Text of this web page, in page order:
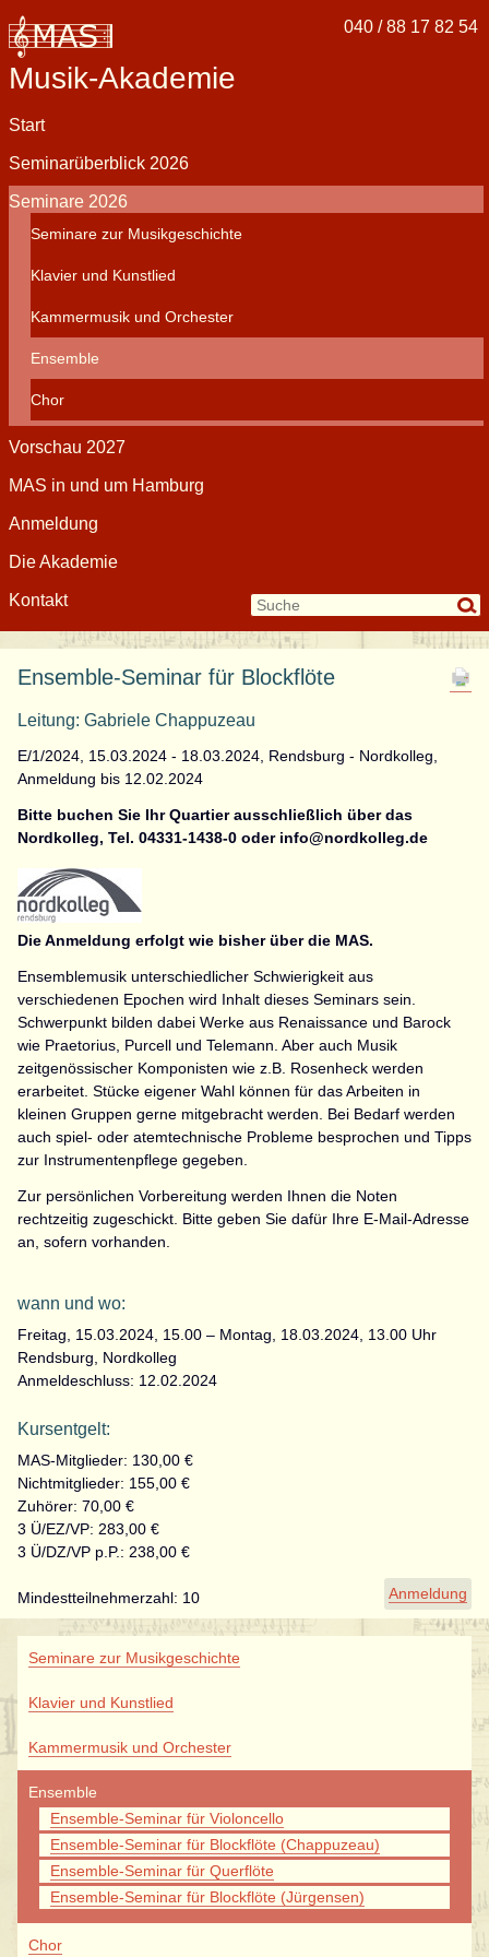
Musik-Akademie
040 / 88 17 82 54
überspringen
Start
Seminarüberblick 2026
Seminare 2026
Seminare zur Musikgeschichte
Klavier und Kunstlied
Kammermusik und Orchester
Ensemble
Chor
Vorschau 2027
MAS in und um Hamburg
Anmeldung
Die Akademie
Kontakt
Anmeldung
Ensemble-Seminar für Blockflöte
Leitung: Gabriele Chappuzeau
E/1/2024, 15.03.2024 - 18.03.2024, Rendsburg - Nordkolleg,
Anmeldung bis 12.02.2024
Bitte buchen Sie Ihr Quartier ausschließlich über das
Nordkolleg, Tel. 04331-1438-0 oder info@nordkolleg.de
Die Anmeldung erfolgt wie bisher über die MAS.
Ensemblemusik unterschiedlicher Schwierigkeit aus
verschiedenen Epochen wird Inhalt dieses Seminars sein.
Schwerpunkt bilden dabei Werke aus Renaissance und Barock
wie Praetorius, Purcell und Telemann. Aber auch Musik
zeitgenössischer Komponisten wie z.B. Rosenheck werden
erarbeitet. Stücke eigener Wahl können für das Arbeiten in
kleinen Gruppen gerne mitgebracht werden. Bei Bedarf werden
auch spiel- oder atemtechnische Probleme besprochen und Tipps
zur Instrumentenpflege gegeben.
Zur persönlichen Vorbereitung werden Ihnen die Noten
rechtzeitig zugeschickt. Bitte geben Sie dafür Ihre E-Mail-Adresse
an, sofern vorhanden.
wann und wo:
Freitag, 15.03.2024, 15.00 – Montag, 18.03.2024, 13.00 Uhr
Rendsburg, Nordkolleg
Anmeldeschluss: 12.02.2024
Kursentgelt:
MAS-Mitglieder: 130,00 €
Nichtmitglieder: 155,00 €
Zuhörer: 70,00 €
3 Ü/EZ/VP: 283,00 €
3 Ü/DZ/VP p.P.: 238,00 €
Mindestteilnehmerzahl: 10
überspringen
Seminare zur Musikgeschichte
Klavier und Kunstlied
Kammermusik und Orchester
Ensemble
Ensemble-Seminar für Violoncello
Ensemble-Seminar für Blockflöte (Chappuzeau)
Ensemble-Seminar für Querflöte
Ensemble-Seminar für Blockflöte (Jürgensen)
Chor